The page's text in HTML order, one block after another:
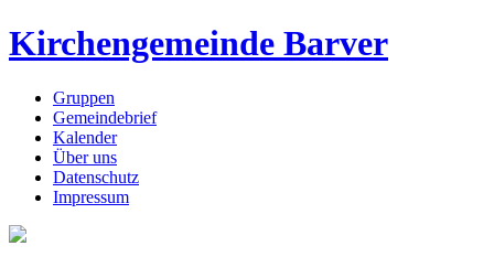
Kirchengemeinde Barver
Gruppen
Gemeindebrief
Kalender
Über uns
Datenschutz
Impressum